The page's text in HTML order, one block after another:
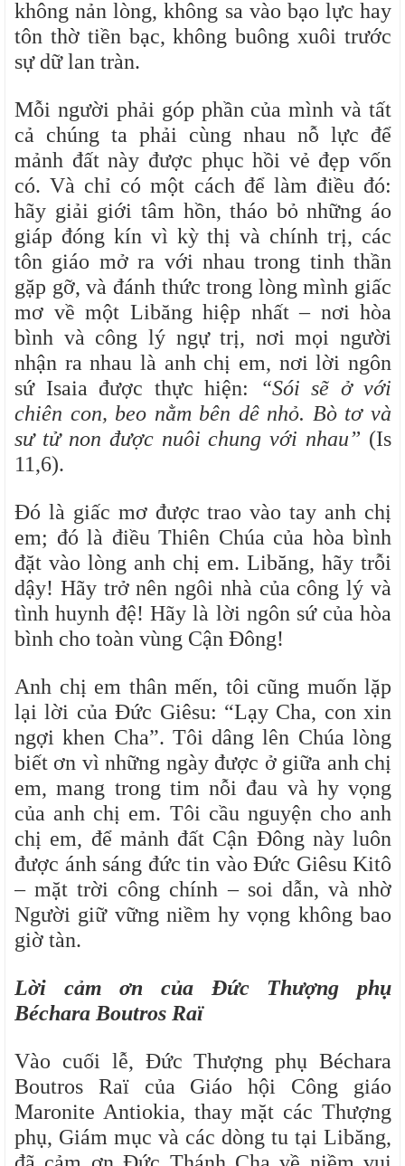
không nản lòng, không sa vào bạo lực hay
tôn thờ tiền bạc, không buông xuôi trước
sự dữ lan tràn.
Mỗi người phải góp phần của mình và tất
cả chúng ta phải cùng nhau nỗ lực để
mảnh đất này được phục hồi vẻ đẹp vốn
có. Và chỉ có một cách để làm điều đó:
hãy giải giới tâm hồn, tháo bỏ những áo
giáp đóng kín vì kỳ thị và chính trị, các
tôn giáo mở ra với nhau trong tinh thần
gặp gỡ, và đánh thức trong lòng mình giấc
mơ về một Libăng hiệp nhất – nơi hòa
bình và công lý ngự trị, nơi mọi người
nhận ra nhau là anh chị em, nơi lời ngôn
sứ Isaia được thực hiện:
“Sói sẽ ở với
chiên con, beo nằm bên dê nhỏ. Bò tơ và
sư tử non được nuôi chung với nhau” (Is
11,6).
Đó là giấc mơ được trao vào tay anh chị
em; đó là điều Thiên Chúa của hòa bình
đặt vào lòng anh chị em. Libăng, hãy trỗi
dậy! Hãy trở nên ngôi nhà của công lý và
tình huynh đệ! Hãy là lời ngôn sứ của hòa
bình cho toàn vùng Cận Đông!
Anh chị em thân mến, tôi cũng muốn lặp
lại lời của Đức Giêsu: “Lạy Cha, con xin
ngợi khen Cha”. Tôi dâng lên Chúa lòng
biết ơn vì những ngày được ở giữa anh chị
em, mang trong tim nỗi đau và hy vọng
của anh chị em. Tôi cầu nguyện cho anh
chị em, để mảnh đất Cận Đông này luôn
được ánh sáng đức tin vào Đức Giêsu Kitô
– mặt trời công chính – soi dẫn, và nhờ
Người giữ vững niềm hy vọng không bao
giờ tàn.
Lời cảm ơn của Đức Thượng phụ
Béchara Boutros Raï
Vào cuối lễ, Đức Thượng phụ Béchara
Boutros Raï của Giáo hội Công giáo
Maronite Antiokia, thay mặt các Thượng
phụ, Giám mục và các dòng tu tại Libăng,